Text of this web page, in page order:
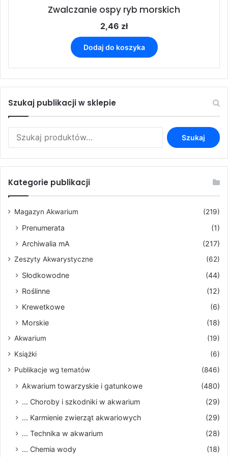
Zwalczanie ospy ryb morskich
2,46 zł
Dodaj do koszyka
Szukaj publikacji w sklepie
Szukaj
Kategorie publikacji
Magazyn Akwarium (219)
Prenumerata
(1)
Archiwalia mA
(217)
Zeszyty Akwarystyczne (62)
Słodkowodne
(44)
Roślinne
(12)
Krewetkowe
(6)
Morskie
(18)
Akwarium
(19)
Książki
(6)
Publikacje wg tematów
(846)
Akwarium towarzyskie i gatunkowe
(480)
... Choroby i szkodniki w akwarium
(29)
... Karmienie zwierząt akwariowych
(29)
... Technika w akwarium
(28)
... Chemia wody
(18)